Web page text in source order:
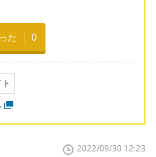
た 0
2022/09/30 12:23